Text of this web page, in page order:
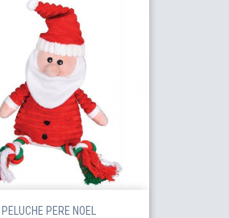
PELUCHE PERE NOEL